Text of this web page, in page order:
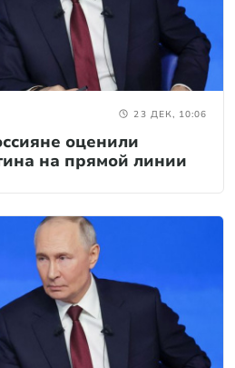
23 ДЕК, 10:06
оценили
на прямой линии